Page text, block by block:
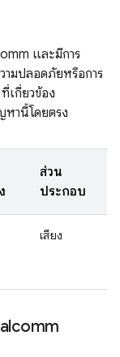
และมีการ
ามปลอดภัยหรือการ
เกี่ยวข้อง
านี้โดยตรง
ส่วน
ประกอบ
เสียง